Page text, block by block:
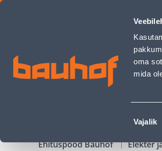
oma
mida
valik
Vajalik
KAABEL BVV-LL 2X1,5 5M - Bauhof has
Ehituspood Bauhof Elekter